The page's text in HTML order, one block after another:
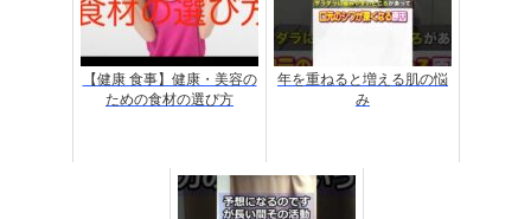
【健康 食事】健康・美容の
ための食材の選び方
年を重ねると増える肌の悩
み